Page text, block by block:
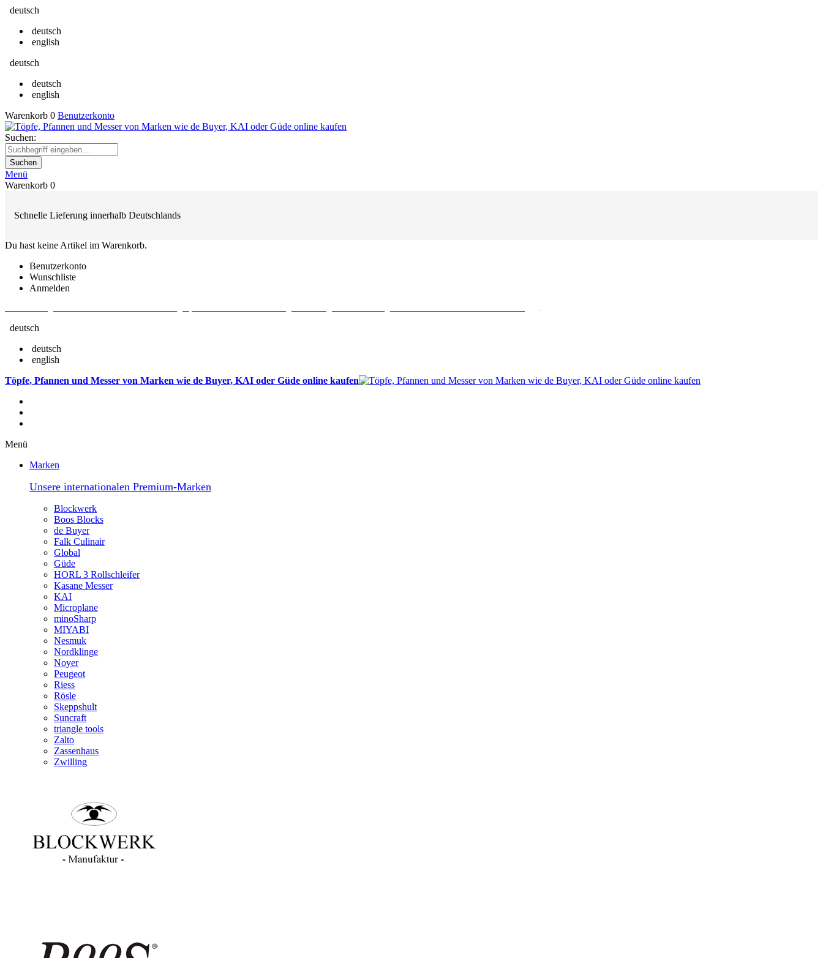
deutsch
deutsch
english
deutsch
deutsch
english
Warenkorb 0 Benutzerkonto
Suchen:
Suchen
Menü
Warenkorb 0
Schnelle Lieferung innerhalb Deutschlands
Du hast keine Artikel im Warenkorb.
Benutzerkonto
Wunschliste
Anmelden
.
deutsch
deutsch
english
Töpfe, Pfannen und Messer von Marken wie de Buyer, KAI oder Güde online kaufen
Menü
Marken
Unsere internationalen Premium-Marken
Blockwerk
Boos Blocks
de Buyer
Falk Culinair
Global
Güde
HORL 3 Rollschleifer
Kasane Messer
KAI
Microplane
minoSharp
MIYABI
Nesmuk
Nordklinge
Noyer
Peugeot
Riess
Rösle
Skeppshult
Suncraft
triangle tools
Zalto
Zassenhaus
Zwilling